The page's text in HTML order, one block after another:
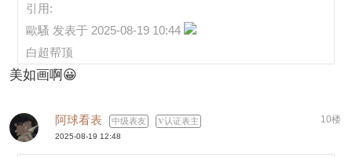
引用:
歐騷 发表于 2025-08-19 10:44
白超帮顶
美如画啊😀
阿球看表 中级表友 认证表主 10楼
2025-08-19 12:48